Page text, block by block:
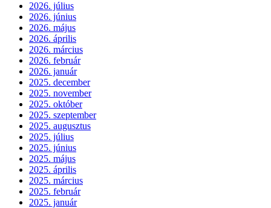
2026. július
2026. június
2026. május
2026. április
2026. március
2026. február
2026. január
2025. december
2025. november
2025. október
2025. szeptember
2025. augusztus
2025. július
2025. június
2025. május
2025. április
2025. március
2025. február
2025. január